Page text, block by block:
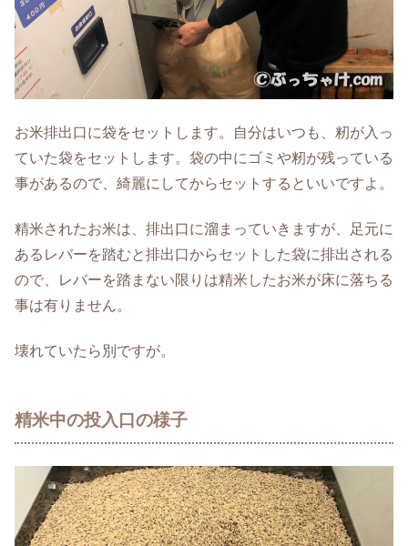
お米排出口に袋をセットします。自分はいつも、籾が入っ
ていた袋をセットします。袋の中にゴミや籾が残っている
事があるので、綺麗にしてからセットするといいですよ。
精米されたお米は、排出口に溜まっていきますが、足元に
あるレバーを踏むと排出口からセットした袋に排出される
ので、レバーを踏まない限りは精米したお米が床に落ちる
事は有りません。
壊れていたら別ですが。
精米中の投入口の様子